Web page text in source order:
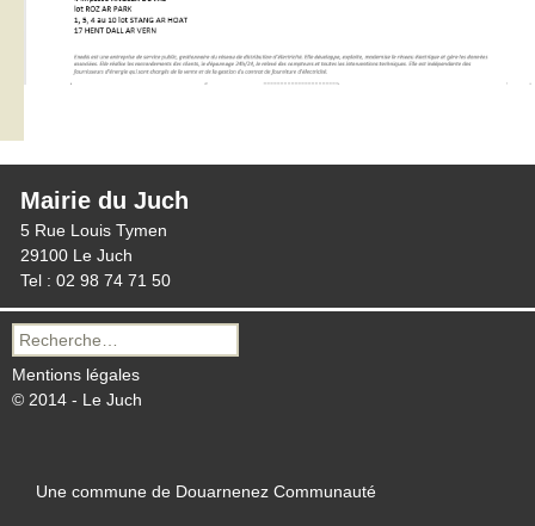
Mairie du Juch
5 Rue Louis Tymen
29100 Le Juch
Tel : 02 98 74 71 50
Recherche
pour :
Mentions légales
© 2014 - Le Juch
Une commune de Douarnenez Communauté